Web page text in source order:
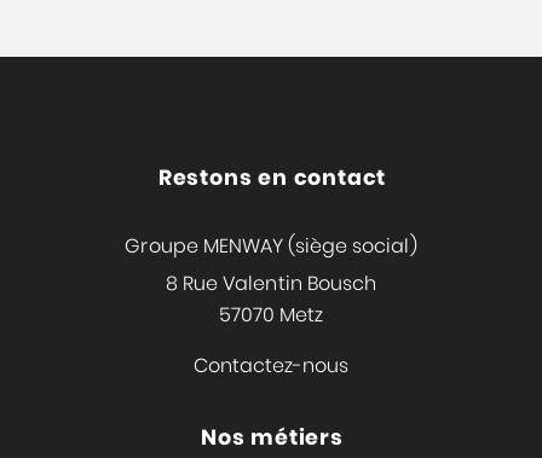
Restons en contact
Groupe MENWAY (siège social)
8 Rue Valentin Bousch
57070 Metz
Contactez-nous
Nos métiers